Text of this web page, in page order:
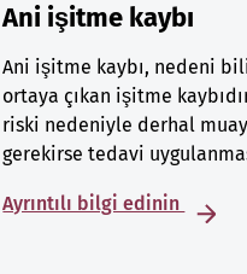
Ani işitme kaybı
Ani işitme kaybı, nedeni
ortaya çıkan işitme
riski nedeniyle derhal
gerekirse tedavi
Ayrıntılı bilgi edinin